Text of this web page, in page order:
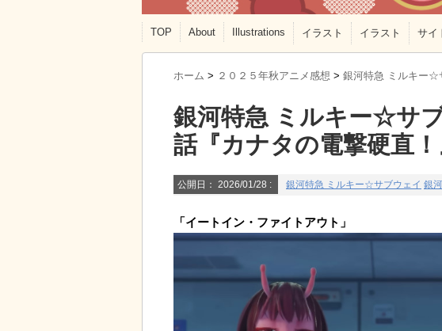
TOP About Illustrations イラスト イラスト サイ
ホーム > ２０２５年秋アニメ感想 > 銀河特急 ミルキー☆
銀河特急 ミルキー☆サ
話『カナタの電撃硬直
公開日： 2026/01/28 : 銀河特急 ミルキー☆サブウェイ 銀
「イートイン・ファイトアウト」